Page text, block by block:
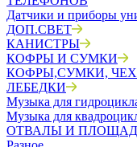
Датчики и приборы
ДОП.СВЕТ
КАНИСТРЫ
КОФРЫ И СУМКИ
КОФРЫ,СУМКИ,
ЛЕБЕДКИ
Музыка для
Музыка для
ОТВАЛЫ И